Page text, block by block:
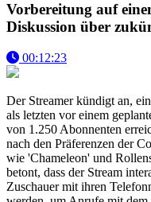
Vorbereitung auf
Diskussion über
00:12:23
Der Streamer kündigt an,
als letzten vor einem
von 1.250 Abonnenten
nach den Präferenzen der
wie 'Chameleon' und
betont, dass der Stream
Zuschauer mit ihren